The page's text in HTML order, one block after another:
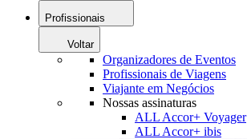
Profissionais
Voltar
Organizadores de Eventos
Profissionais de Viagens
Viajante em Negócios
Nossas assinaturas
ALL Accor+ Voyager
ALL Accor+ ibis